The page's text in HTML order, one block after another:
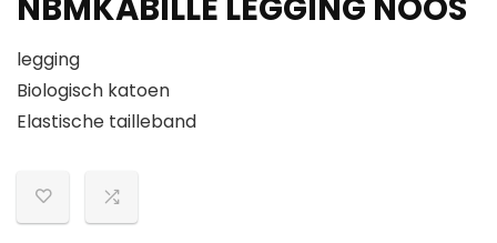
NBMKABILLE LEGGING NOOS
legging
Biologisch katoen
Elastische tailleband